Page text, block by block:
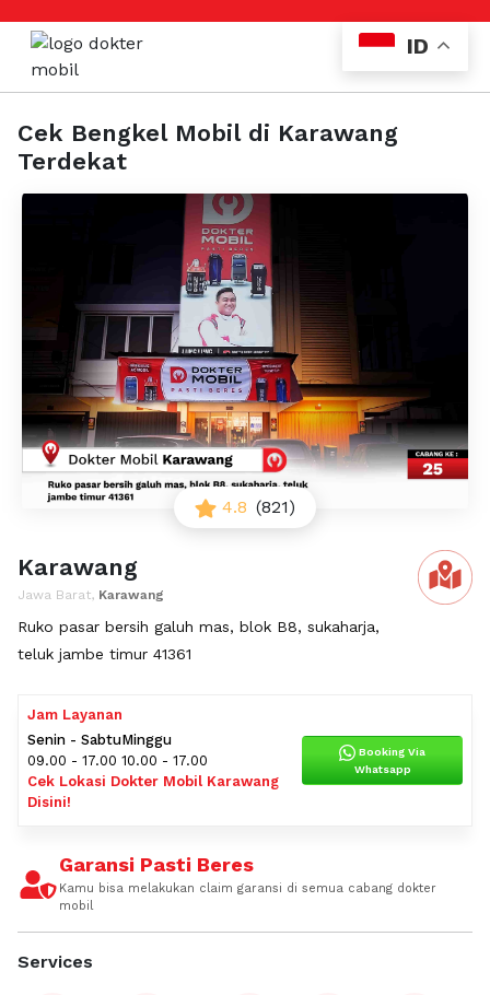
Cek Bengkel Mobil di Karawang
Terdekat
4.8 (821)
Karawang
Jawa Barat, Karawang
Ruko pasar bersih galuh mas, blok B8, sukaharja,
teluk jambe timur 41361
Jam Layanan
Senin - Sabtu
09.00 - 17.00
Minggu
10.00 - 17.00
Cek Lokasi Dokter Mobil Karawang
Disini!
Booking Via
Whatsapp
Garansi Pasti Beres
Kamu bisa melakukan claim garansi di semua cabang dokter
mobil
Services
ID